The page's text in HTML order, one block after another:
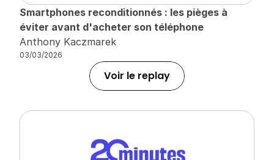
Smartphones reconditionnés : les pièges à
éviter avant d'acheter son téléphone
Anthony Kaczmarek
03/03/2026
Voir le replay